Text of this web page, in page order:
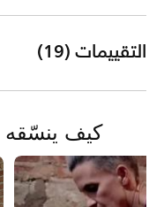
التقييمات (19)